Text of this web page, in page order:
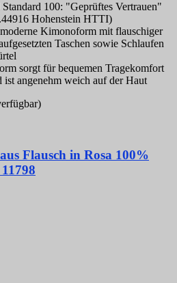
100: "Geprüftes Vertrauen"
Hohenstein HTTI)
Kimonoform mit flauschiger
Taschen sowie Schlaufen
sorgt für bequemen Tragekomfort
ist angenehm weich auf der Haut
Flausch in Rosa 100%